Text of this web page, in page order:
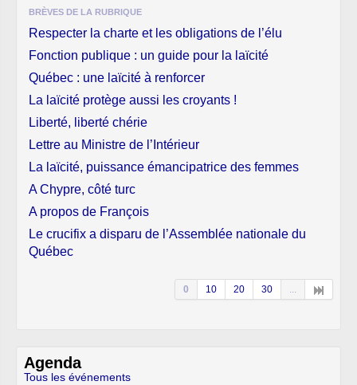
BRÈVES DE LA RUBRIQUE
Respecter la charte et les obligations de l’élu
Fonction publique : un guide pour la laïcité
Québec : une laïcité à renforcer
La laïcité protège aussi les croyants !
Liberté, liberté chérie
Lettre au Ministre de l’Intérieur
La laïcité, puissance émancipatrice des femmes
A Chypre, côté turc
A propos de François
Le crucifix a disparu de l’Assemblée nationale du
Québec
0 10 20 30
Agenda
Tous les événements